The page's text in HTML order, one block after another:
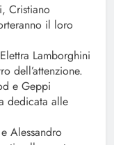
Cristiano
il loro
Lamborghini
dell’attenzione.
e Geppi
dedicata alle
Alessandro